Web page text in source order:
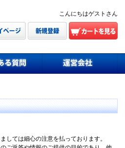
こんにちはゲストさん
しては細心の注意を払っております。